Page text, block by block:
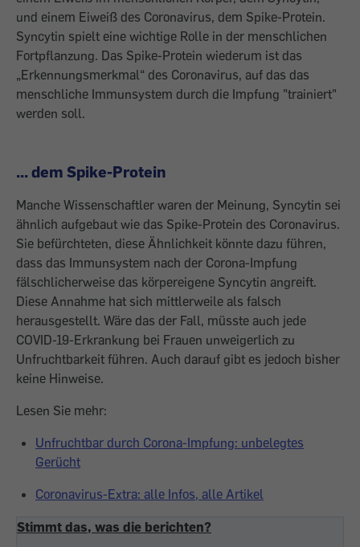
und einem Eiweiß des Coronavirus, dem Spike-Protein.
Syncytin spielt eine wichtige Rolle in der menschlichen
Fortpflanzung. Das Spike-Protein wiederum ist das
„Erkennungsmerkmal“ des Coronavirus, auf das das
menschliche Immunsystem durch die Impfung "trainiert"
werden soll.
... dem Spike-Protein
Manche Wissenschaftler waren der Meinung, Syncytin sei
ähnlich aufgebaut wie das Spike-Protein des Coronavirus.
Sie befürchteten, diese Ähnlichkeit könnte dazu führen,
dass das Immunsystem nach der Corona-Impfung
fälschlicherweise das körpereigene Syncytin angreift.
Diese Annahme hat sich mittlerweile als falsch
herausgestellt. Wäre das der Fall, müsste auch jede
COVID-19-Erkrankung bei Frauen unweigerlich zu
Unfruchtbarkeit führen. Auch darauf gibt es jedoch bisher
keine Hinweise.
Lesen Sie mehr:
Unfruchtbar durch Corona-Impfung: unbelegtes
Gerücht
Coronavirus-Extra: alle Infos, alle Artikel
Stimmt das, was die berichten?